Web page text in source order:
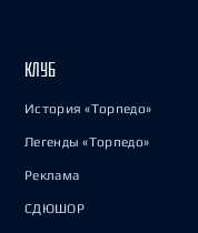
КЛУБ
История «Торпедо»
Легенды «Торпедо»
Реклама
СДЮШОР